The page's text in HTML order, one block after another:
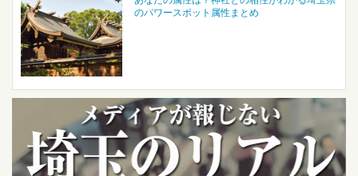
のパワースポット属性まとめ